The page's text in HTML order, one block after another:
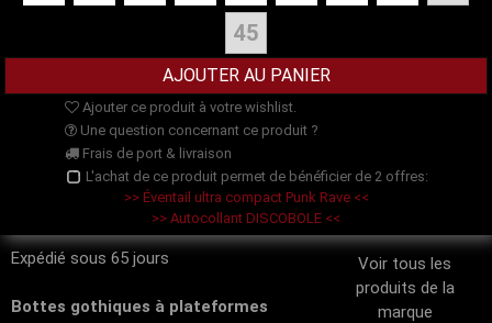
45
Ajouter ce produit à votre wishlist.
Une question concernant ce produit ?
Frais de port & livraison
L'achat de ce produit permet de bénéficier de 2 offres:
>> Éventail ultra compact Punk Rave <<
>> Autocollant DISCOBOLE <<
Voir tous les
produits de la
marque
Expédié sous 65 jours
Bottes gothiques à plateformes